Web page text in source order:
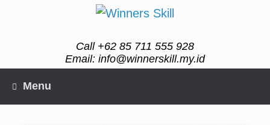
Call +62 85 711 555 928
Email: info@winnerskill.my.id
Menu